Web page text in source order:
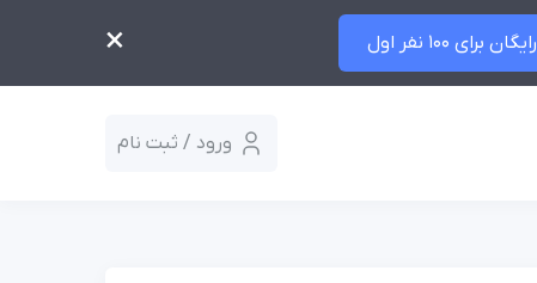
رایگان برای 100 نفر اول ×
ورود / ثبت نام